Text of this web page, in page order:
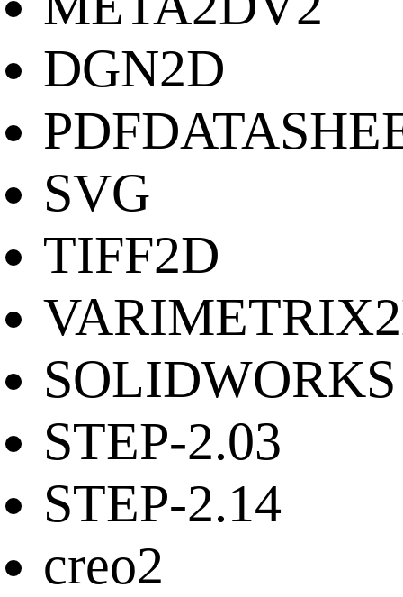
DGN2D
SVG
TIFF2D
SOLIDWORKS
STEP-2.03
STEP-2.14
creo2